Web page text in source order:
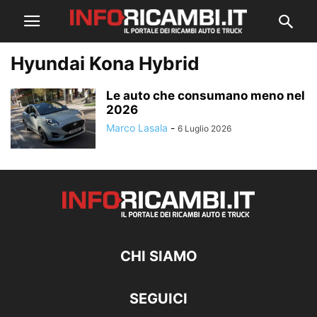
Hyundai Kona Hybrid
Le auto che consumano meno nel
2026
Marco Lasala - 6 Luglio 2026
CHI SIAMO
SEGUICI